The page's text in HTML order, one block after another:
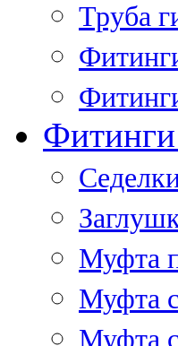
Труба
Муфта
Муфта
Муфта